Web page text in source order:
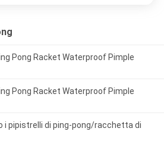
Pong Racket Waterproof Pimple
Pong Racket Waterproof Pimple
i pipistrelli di ping-pong/racchetta di